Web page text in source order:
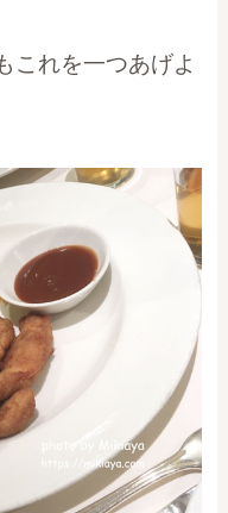
これを一つあげよ